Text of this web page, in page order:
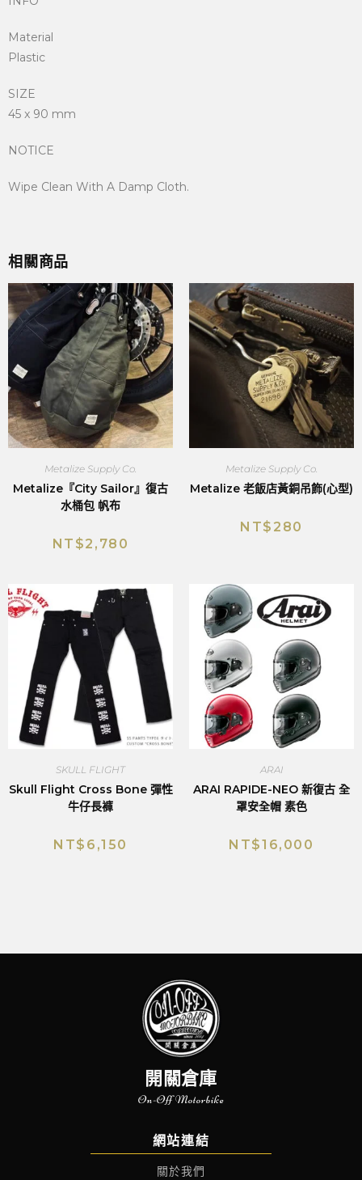
Material
Plastic
SIZE
45 x 90 mm
NOTICE
Wipe Clean With A Damp Cloth.
相關商品
Metalize Supply Co.
Metalize『City Sailor』復古
水桶包 帆布
NT$2,780
Metalize Supply Co.
Metalize 老飯店黃銅吊飾(心型)
NT$ 280
SKULL FLIGHT
Skull Flight Cross Bone 彈性
牛仔長褲
NT$ 6,150
ARAI
ARAI RAPIDE-NEO 新復古 全
罩安全帽 素色
NT$16,000
開關倉庫
On-Off Motorbike
網站連結
關於我們